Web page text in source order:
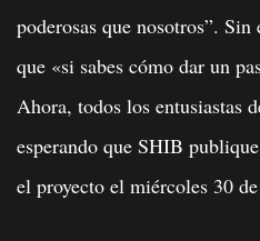
poderosas que nosotros”.
que «si sabes cómo dar un
Ahora, todos los entusiastas
esperando que SHIB
el proyecto el miércoles 30